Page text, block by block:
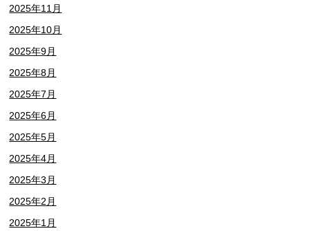
2025年11月
2025年10月
2025年9月
2025年8月
2025年7月
2025年6月
2025年5月
2025年4月
2025年3月
2025年2月
2025年1月